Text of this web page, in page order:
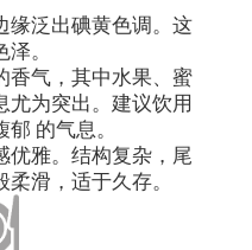
缘泛出碘黄色调。这
。
香气，其中水果、蜜
尤为突出。建议饮用
的气息。
优雅。结构复杂，尾
滑，适于久存。